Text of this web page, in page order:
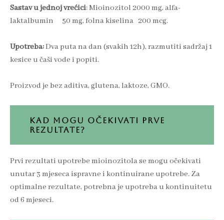
Sastav u jednoj vrećici: Mioinozitol 2000 mg, alfa-
laktalbumin 50 mg, folna kiselina 200 mcg.
Upotreba:Dva puta na dan (svakih 12h), razmutiti sadržaj 1
kesice u čaši vode i popiti.
Proizvod je bez aditiva, glutena, laktoze, GMO.
KAD MOGU OČEKIVATI PRVE
REZULTATE?
Prvi rezultati upotrebe mioinozitola se mogu očekivati
unutar 3 mjeseca ispravne i kontinuirane upotrebe. Za
optimalne rezultate, potrebna je upotreba u kontinuitetu
od 6 mjeseci.